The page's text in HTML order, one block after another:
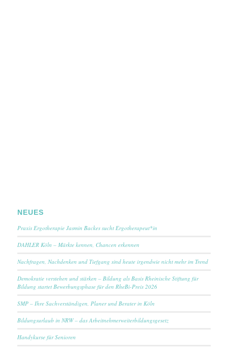
NEUES
Praxis Ergotherapie Jasmin Backes sucht Ergotherapeut*in
DAHLER Köln – Märkte kennen, Chancen erkennen
Nachfragen, Nachdenken und Tiefgang sind heute irgendwie nicht mehr im Trend
Demokratie verstehen und stärken – Bildung als Basis Rheinische Stiftung für
Bildung startet Bewerbungsphase für den RheBi-Preis 2026
SMP – Ihre Sachverständigen, Planer und Berater in Köln
Bildungsurlaub in NRW – das Arbeitnehmerweiterbildungsgesetz
Handykurse für Senioren